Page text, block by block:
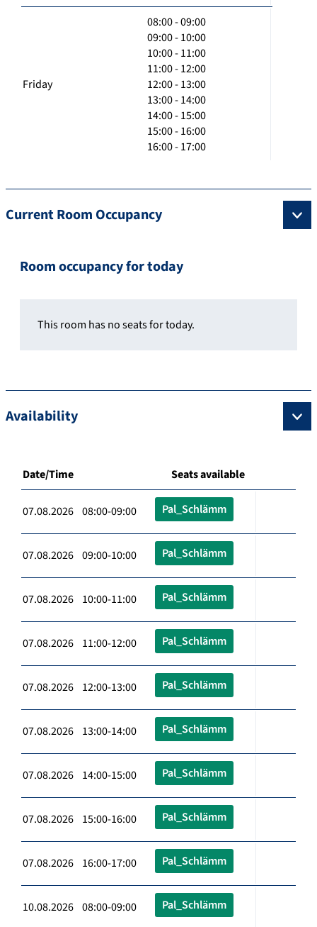
Friday
08:00 - 09:00
09:00 - 10:00
10:00 - 11:00
11:00 - 12:00
12:00 - 13:00
13:00 - 14:00
14:00 - 15:00
15:00 - 16:00
16:00 - 17:00
Current Room Occupancy
Room occupancy for today
This room has no seats for today.
Availability
Date/Time Seats available
07.08.2026 08:00-09:00 Pal_Schlämm
07.08.2026 09:00-10:00 Pal_Schlämm
07.08.2026 10:00-11:00 Pal_Schlämm
07.08.2026 11:00-12:00 Pal_Schlämm
07.08.2026 12:00-13:00 Pal_Schlämm
07.08.2026 13:00-14:00 Pal_Schlämm
07.08.2026 14:00-15:00 Pal_Schlämm
07.08.2026 15:00-16:00 Pal_Schlämm
07.08.2026 16:00-17:00 Pal_Schlämm
10.08.2026 08:00-09:00 Pal_Schlämm